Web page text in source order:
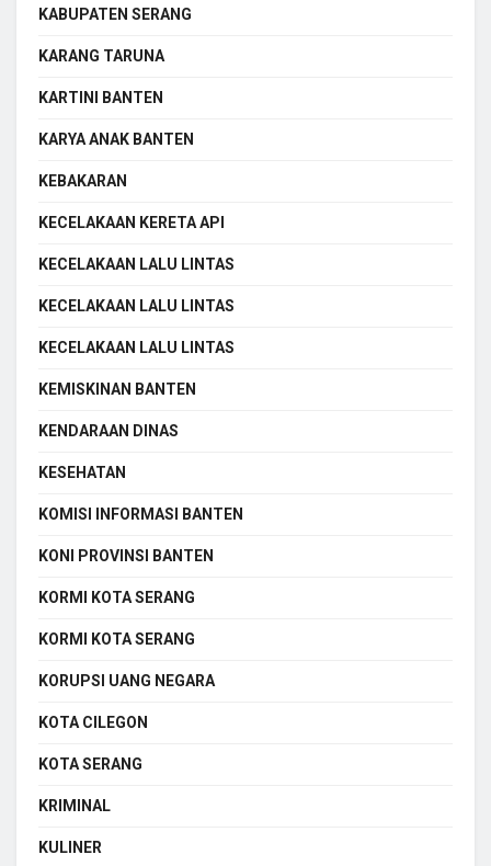
KABUPATEN SERANG
KARANG TARUNA
KARTINI BANTEN
KARYA ANAK BANTEN
KEBAKARAN
KECELAKAAN KERETA API
KECELAKAAN LALU LINTAS
KECELAKAAN LALU LINTAS
KECELAKAAN LALU LINTAS
KEMISKINAN BANTEN
KENDARAAN DINAS
KESEHATAN
KOMISI INFORMASI BANTEN
KONI PROVINSI BANTEN
KORMI KOTA SERANG
KORMI KOTA SERANG
KORUPSI UANG NEGARA
KOTA CILEGON
KOTA SERANG
KRIMINAL
KULINER